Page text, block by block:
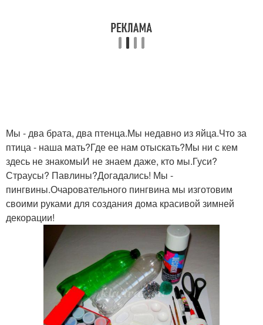
Мы - два брата, два птенца.Мы недавно из яйца.Что за
птица - наша мать?Где ее нам отыскать?Мы ни с кем
здесь не знакомыИ не знаем даже, кто мы.Гуси?
Страусы? Павлины?Догадались! Мы -
пингвины.Очаровательного пингвина мы изготовим
своими руками для создания дома красивой зимней
декорации!